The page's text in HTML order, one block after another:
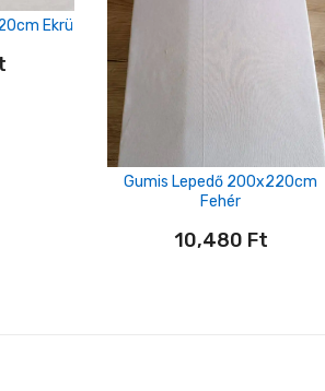
Ekrü
Gumis Lepedő 200x220cm
Fehér
10,480 Ft